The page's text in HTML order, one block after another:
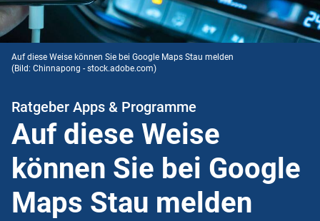
Auf diese Weise können Sie bei Google Maps Stau melden
(Bild: Chinnapong - stock.adobe.com)
Ratgeber Apps & Programme
Auf diese Weise
können Sie bei Google
Maps Stau melden